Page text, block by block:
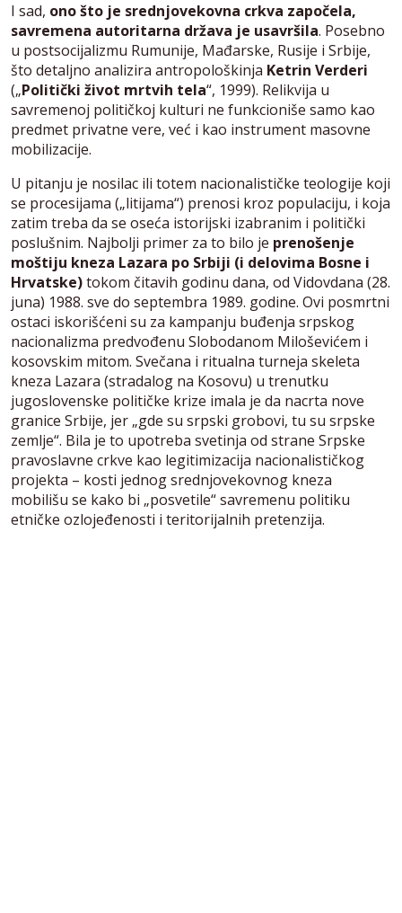
I sad, ono što je srednjovekovna crkva započela,
savremena autoritarna država je usavršila. Posebno
u postsocijalizmu Rumunije, Mađarske, Rusije i Srbije,
što detaljno analizira antropološkinja Ketrin Verderi
(„Politički život mrtvih tela“, 1999). Relikvija u
savremenoj političkoj kulturi ne funkcioniše samo kao
predmet privatne vere, već i kao instrument masovne
mobilizacije.
U pitanju je nosilac ili totem nacionalističke teologije koji
se procesijama („litijama“) prenosi kroz populaciju, i koja
zatim treba da se oseća istorijski izabranim i politički
poslušnim. Najbolji primer za to bilo je prenošenje
moštiju kneza Lazara po Srbiji (i delovima Bosne i
Hrvatske)tokom čitavih godinu dana, od Vidovdana (28.
juna) 1988. sve do septembra 1989. godine. Ovi posmrtni
ostaci iskorišćeni su za kampanju buđenja srpskog
nacionalizma predvođenu Slobodanom Miloševićem i
kosovskim mitom. Svečana i ritualna turneja skeleta
kneza Lazara (stradalog na Kosovu) u trenutku
jugoslovenske političke krize imala je da nacrta nove
granice Srbije, jer „gde su srpski grobovi, tu su srpske
zemlje“. Bila je to upotreba svetinja od strane Srpske
pravoslavne crkve kao legitimizacija nacionalističkog
projekta – kosti jednog srednjovekovnog kneza
mobilišu se kako bi „posvetile“ savremenu politiku
etničke ozlojeđenosti i teritorijalnih pretenzija.